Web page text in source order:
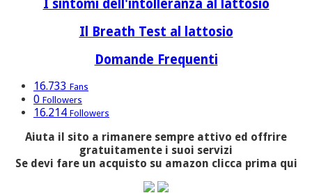
I sintomi dell'intolleranza al lattosio
Il Breath Test al lattosio
Domande Frequenti
16.733 Fans
0 Followers
16.214 Followers
Aiuta il sito a rimanere sempre attivo ed offrire
gratuitamente i suoi servizi
Se devi fare un acquisto su amazon clicca prima qui